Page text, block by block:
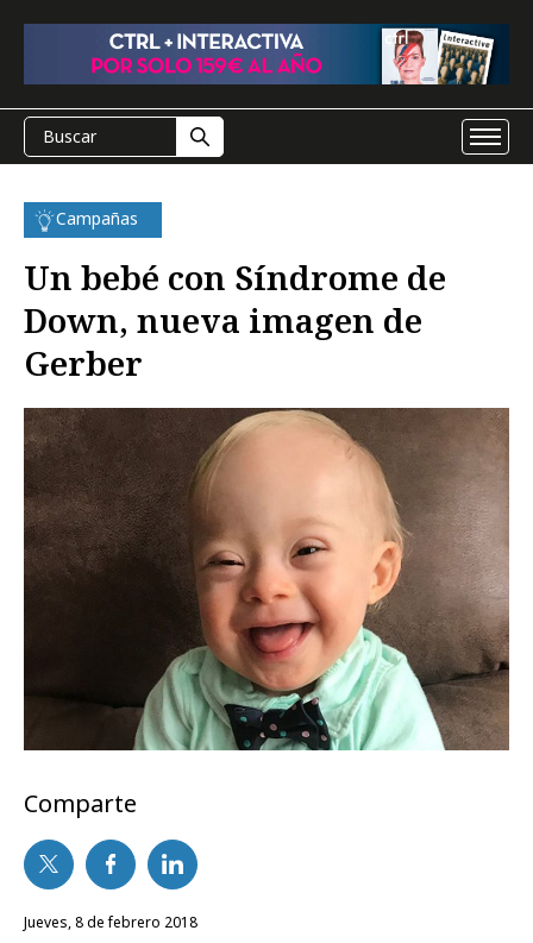
Campañas
Un bebé con Síndrome de
Down, nueva imagen de
Gerber
Comparte
jueves, 8 de febrero 2018